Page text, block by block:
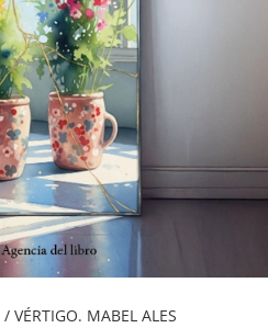
/ VÉRTIGO. MABEL ALES